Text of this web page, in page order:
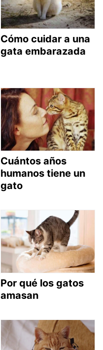
Cómo cuidar a una
gata embarazada
Cuántos años
humanos tiene un
gato
Por qué los gatos
amasan